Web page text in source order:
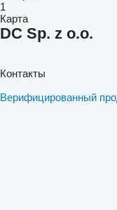
1
Карта
DC Sp. z o.o.
Контакты
Верифицированный